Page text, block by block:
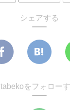
シェアする
tabekoをフォロー